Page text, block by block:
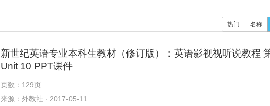
热门 名称
新世纪英语专业本科生教材（修订版）：英语影视视听说教程
Unit 10 PPT课件
页数：129页
来源：外教社 · 2017-05-11